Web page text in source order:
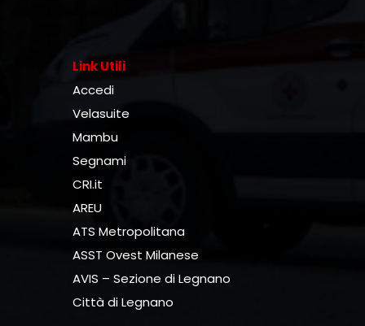
Link Utili
Accedi
Velasuite
Mambu
Segnami
CRI.it
AREU
ATS Metropolitana
ASST Ovest Milanese
AVIS – Sezione di Legnano
Città di Legnano